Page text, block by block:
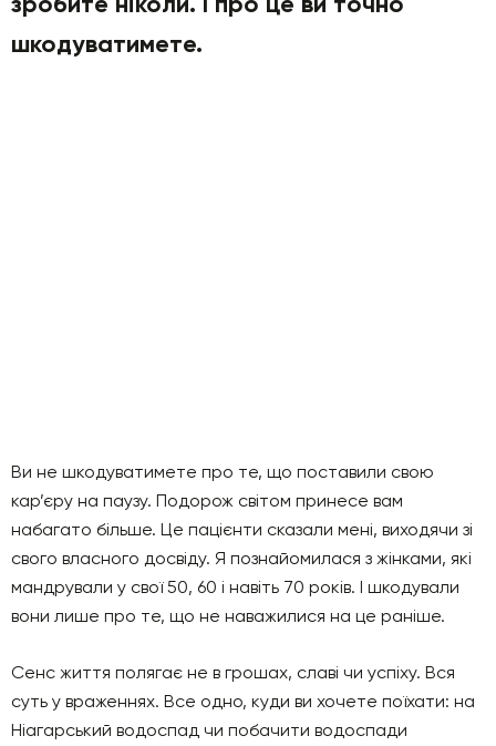
шкодуватимете.
Ви не шкодуватимете про те, що поставили свою
кар’єру на паузу. Подорож світом принесе вам
набагато більше. Це пацієнти сказали мені, виходячи зі
свого власного досвіду. Я познайомилася з жінками, які
мандрували у свої 50, 60 і навіть 70 років. І шкодували
вони лише про те, що не наважилися на це раніше.
Сенс життя полягає не в грошах, славі чи успіху. Вся
суть у враженнях. Все одно, куди ви хочете поїхати: на
Ніагарський водоспад чи побачити водоспади